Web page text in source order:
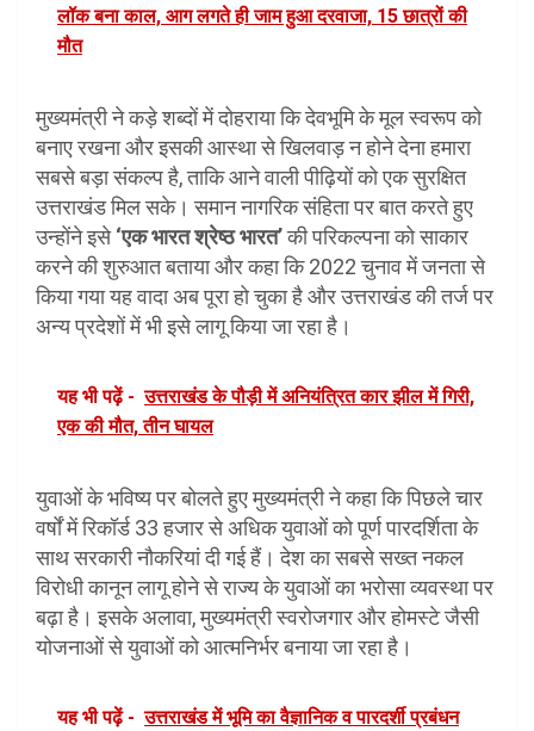
लॉक बना काल, आग लगते ही जाम हुआ दरवाजा, 15 छात्रों की
मौत
मुख्यमंत्री ने कड़े शब्दों में दोहराया कि देवभूमि के मूल स्वरूप को
बनाए रखना और इसकी आस्था से खिलवाड़ न होने देना हमारा
सबसे बड़ा संकल्प है, ताकि आने वाली पीढ़ियों को एक सुरक्षित
उत्तराखंड मिल सके। समान नागरिक संहिता पर बात करते हुए
उन्होंने इसे‘एक भारत श्रेष्ठ भारत’की परिकल्पना को साकार
करने की शुरुआत बताया और कहा कि 2022 चुनाव में जनता से
किया गया यह वादा अब पूरा हो चुका है और उत्तराखंड की तर्ज पर
अन्य प्रदेशों में भी इसे लागू किया जा रहा है।
यह भी पढ़ें - उत्तराखंड के पौड़ी में अनियंत्रित कार झील में गिरी,
एक की मौत, तीन घायल
युवाओं के भविष्य पर बोलते हुए मुख्यमंत्री ने कहा कि पिछले चार
वर्षों में रिकॉर्ड 33 हजार से अधिक युवाओं को पूर्ण पारदर्शिता के
साथ सरकारी नौकरियां दी गई हैं। देश का सबसे सख्त नकल
विरोधी कानून लागू होने से राज्य के युवाओं का भरोसा व्यवस्था पर
बढ़ा है। इसके अलावा, मुख्यमंत्री स्वरोजगार और होमस्टे जैसी
योजनाओं से युवाओं को आत्मनिर्भर बनाया जा रहा है।
यह भी पढ़ें - उत्तराखंड में भूमि का वैज्ञानिक व पारदर्शी प्रबंधन